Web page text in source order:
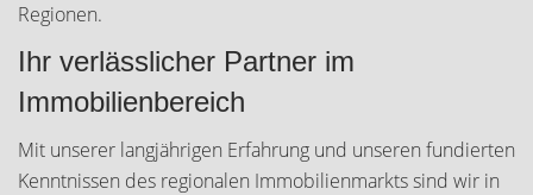
Regionen.
Ihr verlässlicher Partner im
Immobilienbereich
Mit unserer langjährigen Erfahrung und unseren fundierten
Kenntnissen des regionalen Immobilienmarkts sind wir in